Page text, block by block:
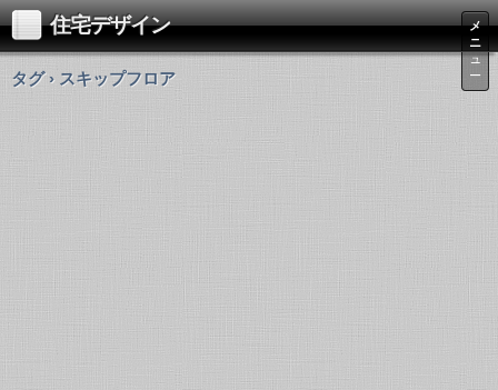
住宅デザイン
メ
ニ
ュ
ー
タグ › スキップフロア